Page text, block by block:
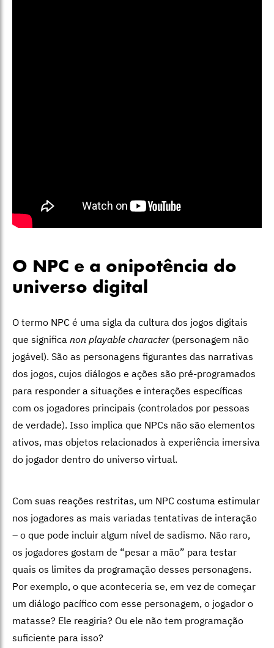
O NPC e a onipotência do
universo digital
O termo NPC é uma sigla da cultura dos jogos digitais
que significa non playable character (personagem não
jogável). São as personagens figurantes das narrativas
dos jogos, cujos diálogos e ações são pré-programados
para responder a situações e interações específicas
com os jogadores principais (controlados por pessoas
de verdade). Isso implica que NPCs não são elementos
ativos, mas objetos relacionados à experiência imersiva
do jogador dentro do universo virtual.
Com suas reações restritas, um NPC costuma estimular
nos jogadores as mais variadas tentativas de interação
– o que pode incluir algum nível de sadismo. Não raro,
os jogadores gostam de “pesar a mão” para testar
quais os limites da programação desses personagens.
Por exemplo, o que aconteceria se, em vez de começar
um diálogo pacífico com esse personagem, o jogador o
matasse? Ele reagiria? Ou ele não tem programação
suficiente para isso?